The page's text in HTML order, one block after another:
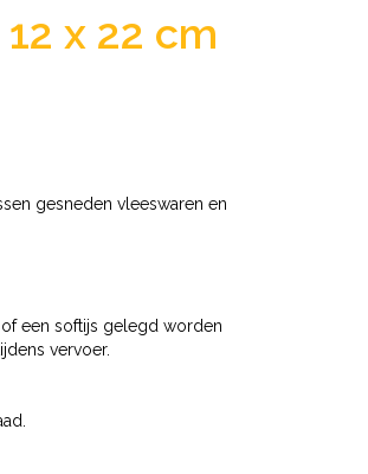
x 22 cm
gesneden vleeswaren en
een softijs gelegd worden
vervoer.